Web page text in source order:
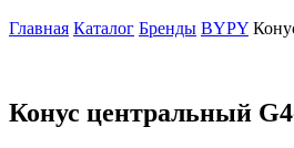
Главная Каталог Бренды BYPY
Конус центральный